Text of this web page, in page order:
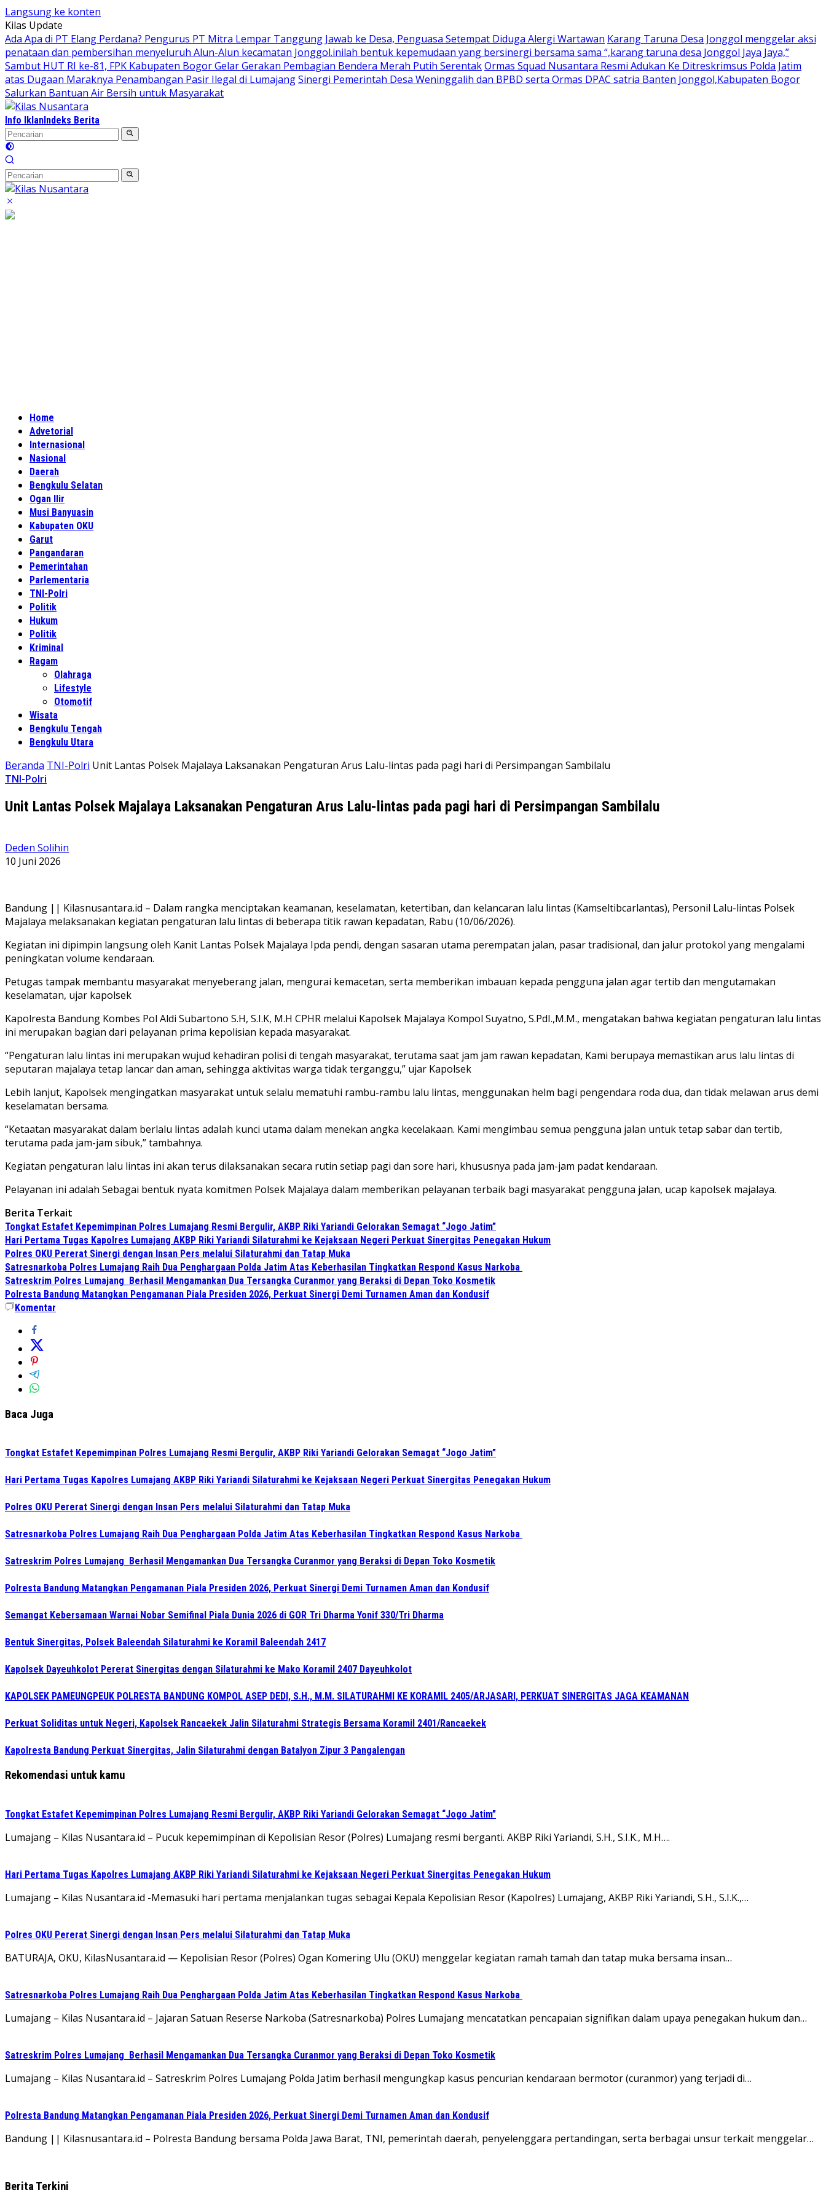
Langsung ke konten
Kilas Update
Ada Apa di PT Elang Perdana? Pengurus PT Mitra Lempar Tanggung Jawab ke Desa, Penguasa Setempat Diduga Alergi Wartawan Karang Taruna Desa Jonggol menggelar aksi
penataan dan pembersihan menyeluruh Alun-Alun kecamatan Jonggol.inilah bentuk kepemudaan yang bersinergi bersama sama “,karang taruna desa Jonggol Jaya Jaya,”
Sambut HUT RI ke-81, FPK Kabupaten Bogor Gelar Gerakan Pembagian Bendera Merah Putih SerentakOrmas Squad Nusantara Resmi Adukan Ke Ditreskrimsus Polda Jatim
atas Dugaan Maraknya Penambangan Pasir Ilegal di LumajangSinergi Pemerintah Desa Weninggalih dan BPBD serta Ormas DPAC satria Banten Jonggol,Kabupaten Bogor
Salurkan Bantuan Air Bersih untuk Masyarakat
Info IklanIndeks Berita
Home
Advetorial
Internasional
Nasional
Daerah
Bengkulu Selatan
Ogan Ilir
Musi Banyuasin
Kabupaten OKU
Garut
Pangandaran
Pemerintahan
Parlementaria
TNI-Polri
Politik
Hukum
Politik
Kriminal
Ragam
Olahraga
Lifestyle
Otomotif
Wisata
Bengkulu Tengah
Bengkulu Utara
Beranda TNI-Polri Unit Lantas Polsek Majalaya Laksanakan Pengaturan Arus Lalu-lintas pada pagi hari di Persimpangan Sambilalu
TNI-Polri
Unit Lantas Polsek Majalaya Laksanakan Pengaturan Arus Lalu-lintas pada pagi hari di Persimpangan Sambilalu
Deden Solihin
10 Juni 2026
Bandung || Kilasnusantara.id – Dalam rangka menciptakan keamanan, keselamatan, ketertiban, dan kelancaran lalu lintas (Kamseltibcarlantas), Personil Lalu-lintas Polsek
Majalaya melaksanakan kegiatan pengaturan lalu lintas di beberapa titik rawan kepadatan, Rabu (10/06/2026).
Kegiatan ini dipimpin langsung oleh Kanit Lantas Polsek Majalaya Ipda pendi, dengan sasaran utama perempatan jalan, pasar tradisional, dan jalur protokol yang mengalami
peningkatan volume kendaraan.
Petugas tampak membantu masyarakat menyeberang jalan, mengurai kemacetan, serta memberikan imbauan kepada pengguna jalan agar tertib dan mengutamakan
keselamatan, ujar kapolsek
Kapolresta Bandung Kombes Pol Aldi Subartono S.H, S.I.K, M.H CPHR melalui Kapolsek Majalaya Kompol Suyatno, S.PdI.,M.M., mengatakan bahwa kegiatan pengaturan lalu lintas
ini merupakan bagian dari pelayanan prima kepolisian kepada masyarakat.
“Pengaturan lalu lintas ini merupakan wujud kehadiran polisi di tengah masyarakat, terutama saat jam jam rawan kepadatan, Kami berupaya memastikan arus lalu lintas di
seputaran majalaya tetap lancar dan aman, sehingga aktivitas warga tidak terganggu,” ujar Kapolsek
Lebih lanjut, Kapolsek mengingatkan masyarakat untuk selalu mematuhi rambu-rambu lalu lintas, menggunakan helm bagi pengendara roda dua, dan tidak melawan arus demi
keselamatan bersama.
“Ketaatan masyarakat dalam berlalu lintas adalah kunci utama dalam menekan angka kecelakaan. Kami mengimbau semua pengguna jalan untuk tetap sabar dan tertib,
terutama pada jam-jam sibuk,” tambahnya.
Kegiatan pengaturan lalu lintas ini akan terus dilaksanakan secara rutin setiap pagi dan sore hari, khususnya pada jam-jam padat kendaraan.
Pelayanan ini adalah Sebagai bentuk nyata komitmen Polsek Majalaya dalam memberikan pelayanan terbaik bagi masyarakat pengguna jalan, ucap kapolsek majalaya.
Berita Terkait
Tongkat Estafet Kepemimpinan Polres Lumajang Resmi Bergulir, AKBP Riki Yariandi Gelorakan Semagat “Jogo Jatim”
Hari Pertama Tugas Kapolres Lumajang AKBP Riki Yariandi Silaturahmi ke Kejaksaan Negeri Perkuat Sinergitas Penegakan Hukum
Polres OKU Pererat Sinergi dengan Insan Pers melalui Silaturahmi dan Tatap Muka
Satresnarkoba Polres Lumajang Raih Dua Penghargaan Polda Jatim Atas Keberhasilan Tingkatkan Respond Kasus Narkoba
Satreskrim Polres Lumajang Berhasil Mengamankan Dua Tersangka Curanmor yang Beraksi di Depan Toko Kosmetik
Polresta Bandung Matangkan Pengamanan Piala Presiden 2026, Perkuat Sinergi Demi Turnamen Aman dan Kondusif
Komentar
Baca Juga
Tongkat Estafet Kepemimpinan Polres Lumajang Resmi Bergulir, AKBP Riki Yariandi Gelorakan Semagat “Jogo Jatim”
Hari Pertama Tugas Kapolres Lumajang AKBP Riki Yariandi Silaturahmi ke Kejaksaan Negeri Perkuat Sinergitas Penegakan Hukum
Polres OKU Pererat Sinergi dengan Insan Pers melalui Silaturahmi dan Tatap Muka
Satresnarkoba Polres Lumajang Raih Dua Penghargaan Polda Jatim Atas Keberhasilan Tingkatkan Respond Kasus Narkoba
Satreskrim Polres Lumajang Berhasil Mengamankan Dua Tersangka Curanmor yang Beraksi di Depan Toko Kosmetik
Polresta Bandung Matangkan Pengamanan Piala Presiden 2026, Perkuat Sinergi Demi Turnamen Aman dan Kondusif
Semangat Kebersamaan Warnai Nobar Semifinal Piala Dunia 2026 di GOR Tri Dharma Yonif 330/Tri Dharma
Bentuk Sinergitas, Polsek Baleendah Silaturahmi ke Koramil Baleendah 2417
Kapolsek Dayeuhkolot Pererat Sinergitas dengan Silaturahmi ke Mako Koramil 2407 Dayeuhkolot
KAPOLSEK PAMEUNGPEUK POLRESTA BANDUNG KOMPOL ASEP DEDI, S.H., M.M. SILATURAHMI KE KORAMIL 2405/ARJASARI, PERKUAT SINERGITAS JAGA KEAMANAN
Perkuat Soliditas untuk Negeri, Kapolsek Rancaekek Jalin Silaturahmi Strategis Bersama Koramil 2401/Rancaekek
Kapolresta Bandung Perkuat Sinergitas, Jalin Silaturahmi dengan Batalyon Zipur 3 Pangalengan
Rekomendasi untuk kamu
Tongkat Estafet Kepemimpinan Polres Lumajang Resmi Bergulir, AKBP Riki Yariandi Gelorakan Semagat “Jogo Jatim”
Lumajang – Kilas Nusantara.id – Pucuk kepemimpinan di Kepolisian Resor (Polres) Lumajang resmi berganti. AKBP Riki Yariandi, S.H., S.I.K., M.H….
Hari Pertama Tugas Kapolres Lumajang AKBP Riki Yariandi Silaturahmi ke Kejaksaan Negeri Perkuat Sinergitas Penegakan Hukum
Lumajang – Kilas Nusantara.id -Memasuki hari pertama menjalankan tugas sebagai Kepala Kepolisian Resor (Kapolres) Lumajang, AKBP Riki Yariandi, S.H., S.I.K.,…
Polres OKU Pererat Sinergi dengan Insan Pers melalui Silaturahmi dan Tatap Muka
BATURAJA, OKU, KilasNusantara.id — Kepolisian Resor (Polres) Ogan Komering Ulu (OKU) menggelar kegiatan ramah tamah dan tatap muka bersama insan…
Satresnarkoba Polres Lumajang Raih Dua Penghargaan Polda Jatim Atas Keberhasilan Tingkatkan Respond Kasus Narkoba
Lumajang – Kilas Nusantara.id – Jajaran Satuan Reserse Narkoba (Satresnarkoba) Polres Lumajang mencatatkan pencapaian signifikan dalam upaya penegakan hukum dan…
Satreskrim Polres Lumajang Berhasil Mengamankan Dua Tersangka Curanmor yang Beraksi di Depan Toko Kosmetik
Lumajang – Kilas Nusantara.id – Satreskrim Polres Lumajang Polda Jatim berhasil mengungkap kasus pencurian kendaraan bermotor (curanmor) yang terjadi di…
Polresta Bandung Matangkan Pengamanan Piala Presiden 2026, Perkuat Sinergi Demi Turnamen Aman dan Kondusif
Bandung || Kilasnusantara.id – Polresta Bandung bersama Polda Jawa Barat, TNI, pemerintah daerah, penyelenggara pertandingan, serta berbagai unsur terkait menggelar…
Berita Terkini